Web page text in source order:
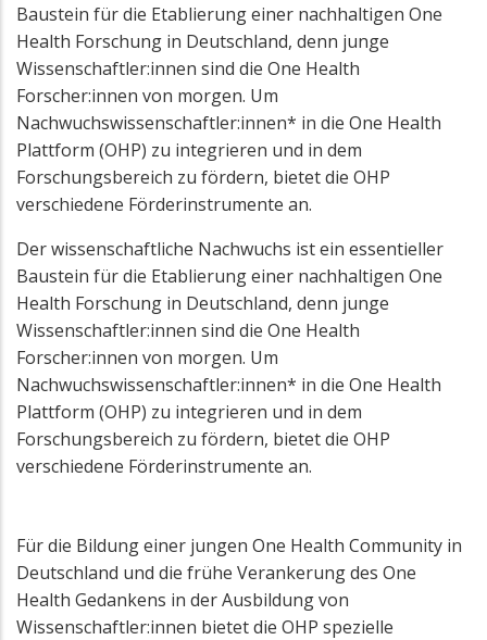
Baustein für die Etablierung einer nachhaltigen One
Health Forschung in Deutschland, denn junge
Wissenschaftler:innen sind die One Health
Forscher:innen von morgen. Um
Nachwuchswissenschaftler:innen* in die One Health
Plattform (OHP) zu integrieren und in dem
Forschungsbereich zu fördern, bietet die OHP
verschiedene Förderinstrumente an.
Der wissenschaftliche Nachwuchs ist ein essentieller
Baustein für die Etablierung einer nachhaltigen One
Health Forschung in Deutschland, denn junge
Wissenschaftler:innen sind die One Health
Forscher:innen von morgen. Um
Nachwuchswissenschaftler:innen* in die One Health
Plattform (OHP) zu integrieren und in dem
Forschungsbereich zu fördern, bietet die OHP
verschiedene Förderinstrumente an.
Für die Bildung einer jungen One Health Community in
Deutschland und die frühe Verankerung des One
Health Gedankens in der Ausbildung von
Wissenschaftler:innen bietet die OHP spezielle